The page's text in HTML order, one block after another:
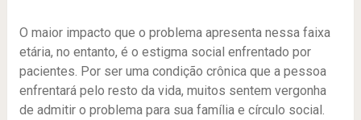
O maior impacto que o problema apresenta nessa faixa
etária, no entanto, é o estigma social enfrentado por
pacientes. Por ser uma condição crônica que a pessoa
enfrentará pelo resto da vida, muitos sentem vergonha
de admitir o problema para sua família e círculo social.